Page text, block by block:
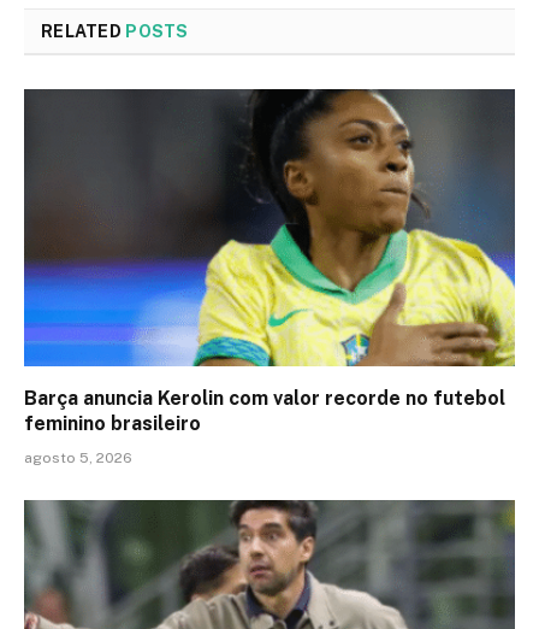
RELATED POSTS
Barça anuncia Kerolin com valor recorde no futebol
feminino brasileiro
agosto 5, 2026